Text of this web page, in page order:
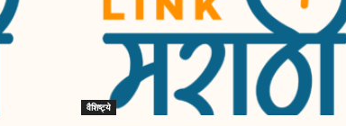
वैशिष्ट्ये